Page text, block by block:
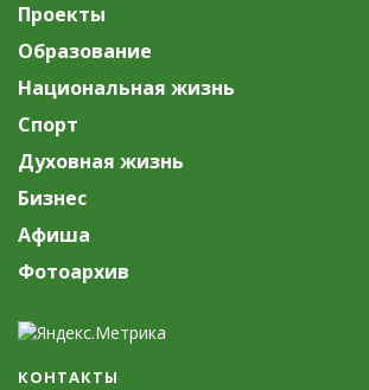
Проекты
Образование
Национальная жизнь
Спорт
Духовная жизнь
Бизнес
Афиша
Фотоархив
КОНТАКТЫ